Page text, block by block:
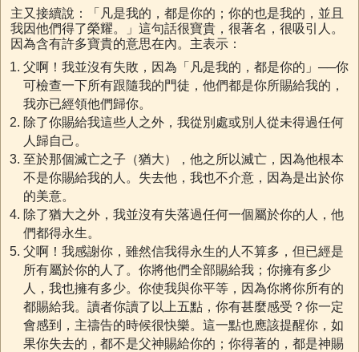
主又接續說：「凡是我的，都是你的；你的也是我的，並且
我因他們得了榮耀。」這句話很寶貴，很著名，很吸引人。
因為含有許多寶貴的意思在內。主表示：
父啊！我並沒有失敗，因為「凡是我的，都是你的」──你
可檢查一下所有跟隨我的門徒，他們都是你所賜給我的，
我亦已經領他們歸你。
除了你賜給我這些人之外，我從別處或別人從未得過任何
人歸自己。
至於那個滅亡之子（猶大），他之所以滅亡，因為他根本
不是你賜給我的人。失去他，我也不介意，因為是出於你
的美意。
除了猶大之外，我並沒有失落過任何一個屬於你的人，他
們都得永生。
父啊！我感謝你，雖然信我得永生的人不算多，但已經是
所有屬於你的人了。你將他們全部賜給我；你擁有多少
人，我也擁有多少。你使我與你平等，因為你將你所有的
都賜給我。讀者你讀了以上五點，你有甚麼感受？你一定
會感到，主禱告的時候很快樂。這一點也應該提醒你，如
果你失去的，都不是父神賜給你的；你得著的，都是神賜